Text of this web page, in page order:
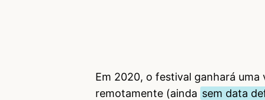
Em 2020, o festival ganhará
remotamente (ainda sem data